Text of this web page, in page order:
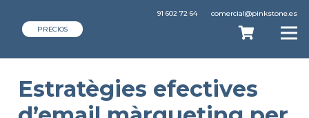
PRECIOS
91 602 72 64 comercial@pinkstone.es
Estratègies efectives